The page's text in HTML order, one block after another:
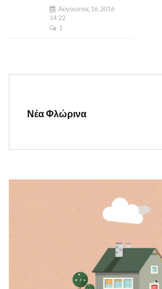
Αύγουστος 16, 2016
14:22
1
Νέα Φλώρινα